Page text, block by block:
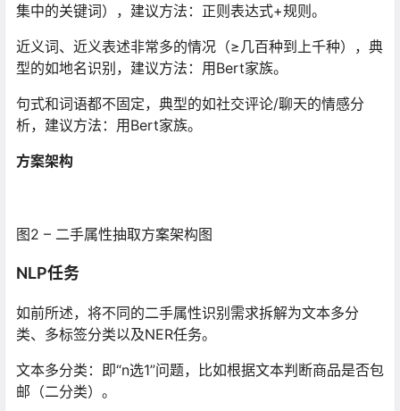
集中的关键词），建议方法：正则表达式+规则。
近义词、近义表述非常多的情况（≥几百种到上千种），典
型的如地名识别，建议方法：用Bert家族。
句式和词语都不固定，典型的如社交评论/聊天的情感分
析，建议方法：用Bert家族。
方案架构
图2 – 二手属性抽取方案架构图
NLP任务
如前所述，将不同的二手属性识别需求拆解为文本多分
类、多标签分类以及NER任务。
文本多分类：即“n选1”问题，比如根据文本判断商品是否包
邮（二分类）。